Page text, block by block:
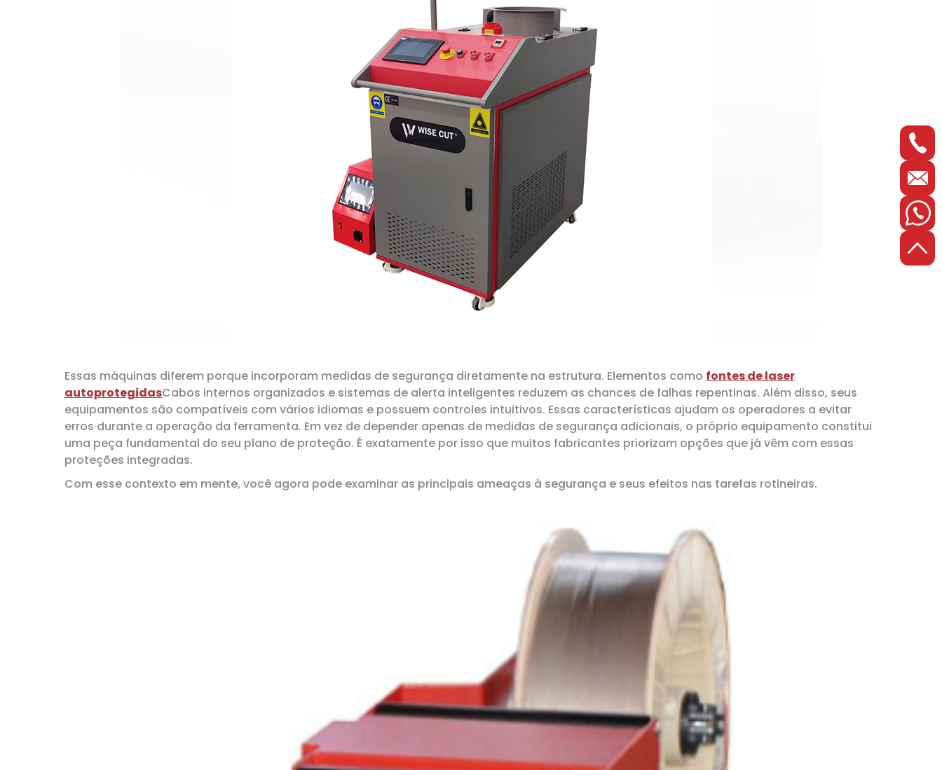
Essas máquinas diferem porque incorporam medidas de segurança diretamente na estrutura. Elementos como fontes de laser
autoprotegidasCabos internos organizados e sistemas de alerta inteligentes reduzem as chances de falhas repentinas. Além disso, seus
equipamentos são compatíveis com vários idiomas e possuem controles intuitivos. Essas características ajudam os operadores a evitar
erros durante a operação da ferramenta. Em vez de depender apenas de medidas de segurança adicionais, o próprio equipamento constitui
uma peça fundamental do seu plano de proteção. É exatamente por isso que muitos fabricantes priorizam opções que já vêm com essas
proteções integradas.
Com esse contexto em mente, você agora pode examinar as principais ameaças à segurança e seus efeitos nas tarefas rotineiras.